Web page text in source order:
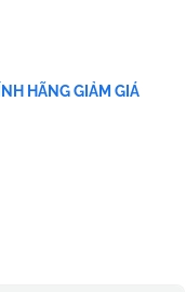
HÃNG GIẢM GIÁ